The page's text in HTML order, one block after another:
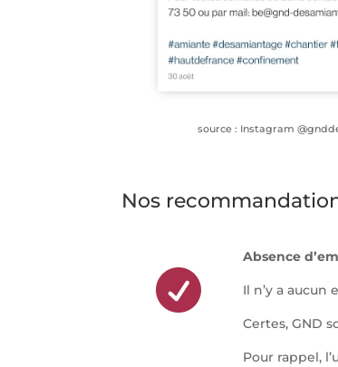
source : Instagram
Nos

Absence
Il n’y a aucun
Certes, GND
Pour rappel,